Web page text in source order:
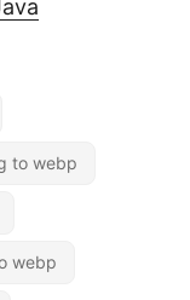
to webp
webp